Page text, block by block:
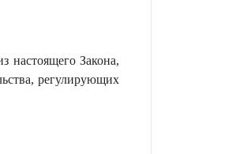
настоящего Закона,
регулирующих